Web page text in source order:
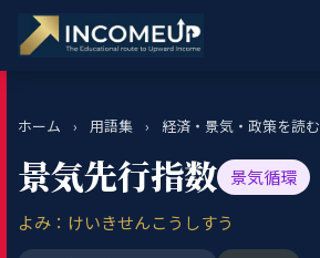
ホーム › 用語集 › 経済・景気・政策を読む
景気先行指数
景気循環
よみ：けいきせんこうしすう